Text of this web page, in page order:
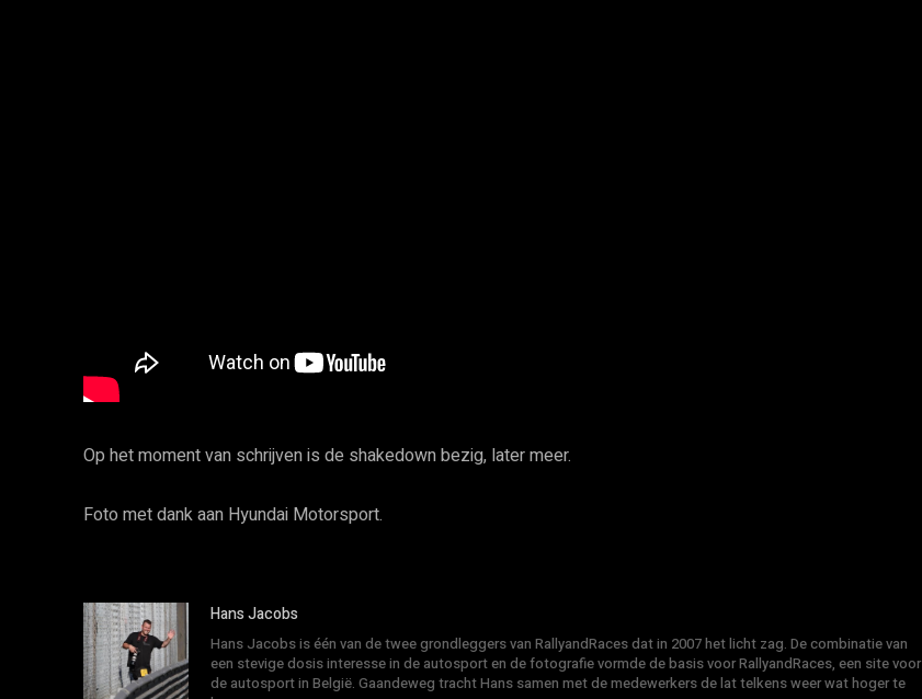
Op het moment van schrijven is de shakedown bezig, later meer.
Foto met dank aan Hyundai Motorsport.
Hans Jacobs
Hans Jacobs is één van de twee grondleggers van RallyandRaces dat in 2007 het licht zag. De combinatie van
een stevige dosis interesse in de autosport en de fotografie vormde de basis voor RallyandRaces, een site voor
de autosport in België. Gaandeweg tracht Hans samen met de medewerkers de lat telkens weer wat hoger te